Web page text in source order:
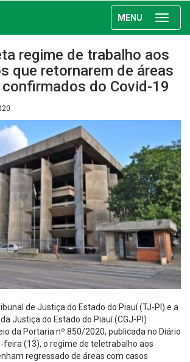
MENU
regime de trabalho aos
que retornarem de áreas
do Covid-19
de Justiça do Estado do Piauí (TJ-PI) e a
Justiça do Estado do Piauí (CGJ-PI)
da Portaria nº 850/2020, publicada no Diário
feira (13), o regime de teletrabalho aos
regressado de áreas com casos